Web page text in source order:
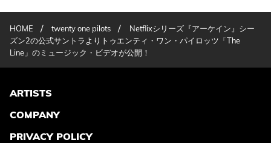
HOME / twenty one pilots /
Netflixシリーズ『アーケイン』シー
ズン2の公式サントラよりトゥエンティ・ワン・パイロッツ「The
Line」のミュージック・ビデオが公開！
ARTISTS
COMPANY
PRIVACY POLICY